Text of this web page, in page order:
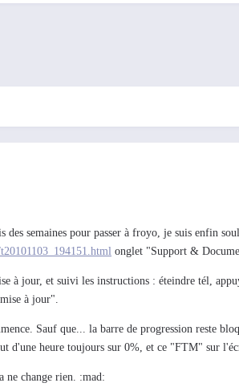
semaines pour passer à froyo, je suis enfin
onglet "Support &
à jour, et suivi les instructions : éteindre tél,
à jour".
Sauf que... la barre de progression reste
d'une heure toujours sur 0%, et ce "FTM" sur
ne change rien. :mad: